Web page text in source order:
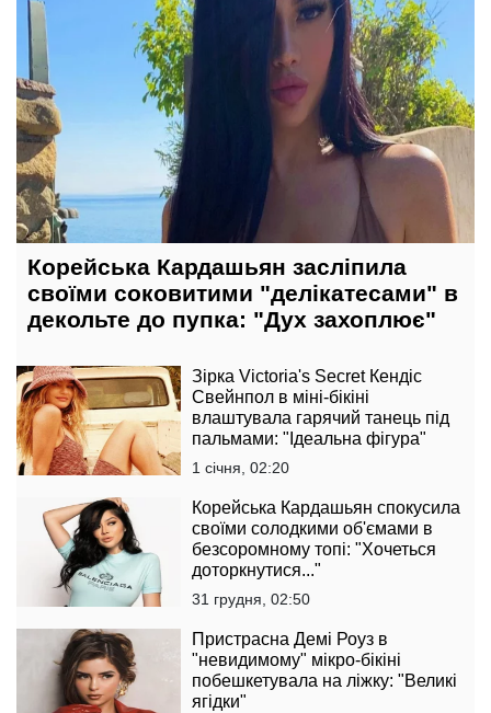
Корейська Кардашьян засліпила
своїми соковитими "делікатесами" в
декольте до пупка: "Дух захоплює"
Зірка Victoria's Secret Кендіс
Свейнпол в міні-бікіні
влаштувала гарячий танець під
пальмами: "Ідеальна фігура"
1 січня, 02:20
Корейська Кардашьян спокусила
своїми солодкими об'ємами в
безсоромному топі: "Хочеться
доторкнутися..."
31 грудня, 02:50
Пристрасна Демі Роуз в
"невидимому" мікро-бікіні
побешкетувала на ліжку: "Великі
ягідки"